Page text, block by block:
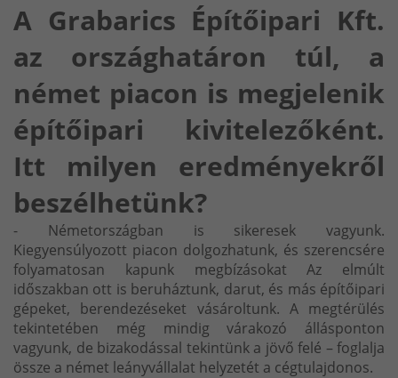
A Grabarics Építőipari Kft.
az országhatáron túl, a
német piacon is megjelenik
építőipari kivitelezőként.
Itt milyen eredményekről
beszélhetünk?
- Németországban is sikeresek vagyunk.
Kiegyensúlyozott piacon dolgozhatunk, és szerencsére
folyamatosan kapunk megbízásokat Az elmúlt
időszakban ott is beruháztunk, darut, és más építőipari
gépeket, berendezéseket vásároltunk. A megtérülés
tekintetében még mindig várakozó állásponton
vagyunk, de bizakodással tekintünk a jövő felé – foglalja
össze a német leányvállalat helyzetét a cégtulajdonos.